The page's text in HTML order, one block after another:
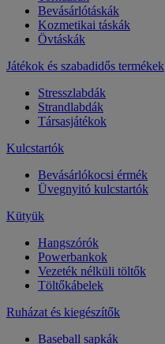
Bevásárlótáskák
Kozmetikai táskák
Övtáskák
Játékok és szabadidős termékek
Stresszlabdák
Strandlabdák
Társasjátékok
Kulcstartók
Bevásárlókocsi érmék
Üvegnyitó kulcstartók
Kütyük
Hangszórók
Powerbankok
Vezeték nélküli töltők
Töltőkábelek
Ruházat és kiegészítők
Baseball sapkák